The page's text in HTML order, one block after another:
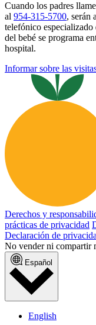
Cuando los padres
al 954-315-5700, serán
telefónico especializado
del bebé se programa
hospital.
Informar sobre las
Derechos y
prácticas de privacidad
Declaración de
No vender ni compartir
Español
English